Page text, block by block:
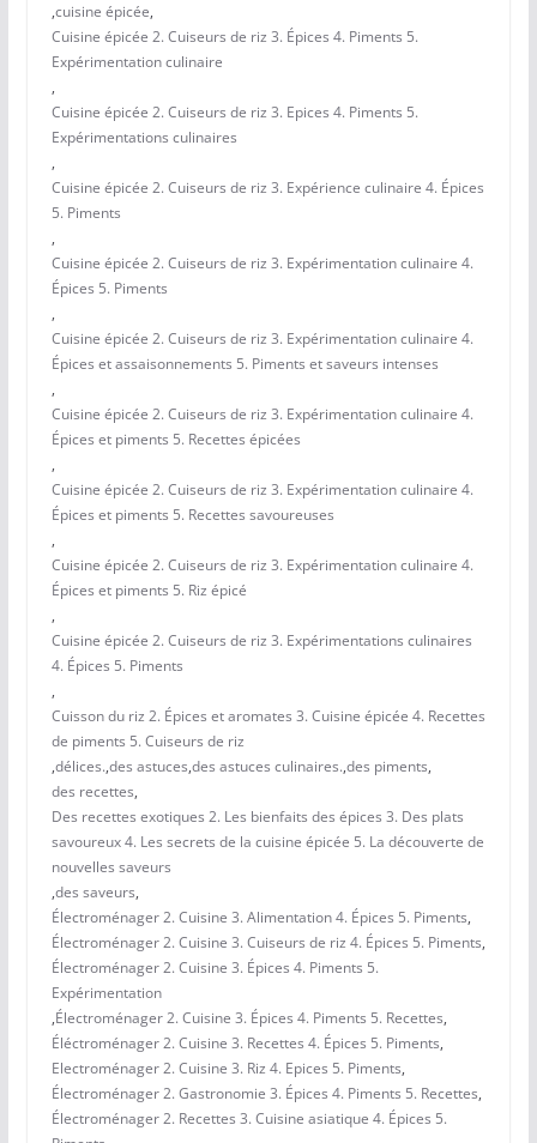
,cuisine épicée,
Cuisine épicée 2. Cuiseurs de riz 3. Épices 4. Piments 5.
Expérimentation culinaire
,
Cuisine épicée 2. Cuiseurs de riz 3. Epices 4. Piments 5.
Expérimentations culinaires
,
Cuisine épicée 2. Cuiseurs de riz 3. Expérience culinaire 4. Épices
5. Piments
,
Cuisine épicée 2. Cuiseurs de riz 3. Expérimentation culinaire 4.
Épices 5. Piments
,
Cuisine épicée 2. Cuiseurs de riz 3. Expérimentation culinaire 4.
Épices et assaisonnements 5. Piments et saveurs intenses
,
Cuisine épicée 2. Cuiseurs de riz 3. Expérimentation culinaire 4.
Épices et piments 5. Recettes épicées
,
Cuisine épicée 2. Cuiseurs de riz 3. Expérimentation culinaire 4.
Épices et piments 5. Recettes savoureuses
,
Cuisine épicée 2. Cuiseurs de riz 3. Expérimentation culinaire 4.
Épices et piments 5. Riz épicé
,
Cuisine épicée 2. Cuiseurs de riz 3. Expérimentations culinaires
4. Épices 5. Piments
,
Cuisson du riz 2. Épices et aromates 3. Cuisine épicée 4. Recettes
de piments 5. Cuiseurs de riz
,délices.,des astuces,des astuces culinaires.,des piments,
des recettes,
Des recettes exotiques 2. Les bienfaits des épices 3. Des plats
savoureux 4. Les secrets de la cuisine épicée 5. La découverte de
nouvelles saveurs
,des saveurs,
Électroménager 2. Cuisine 3. Alimentation 4. Épices 5. Piments,
Électroménager 2. Cuisine 3. Cuiseurs de riz 4. Épices 5. Piments,
Électroménager 2. Cuisine 3. Épices 4. Piments 5.
Expérimentation
,Électroménager 2. Cuisine 3. Épices 4. Piments 5. Recettes,
Éléctroménager 2. Cuisine 3. Recettes 4. Épices 5. Piments,
Electroménager 2. Cuisine 3. Riz 4. Epices 5. Piments,
Électroménager 2. Gastronomie 3. Épices 4. Piments 5. Recettes,
Électroménager 2. Recettes 3. Cuisine asiatique 4. Épices 5.